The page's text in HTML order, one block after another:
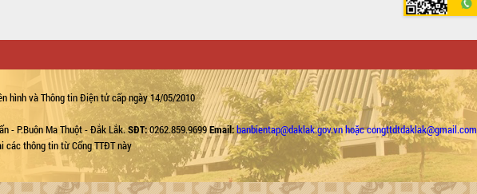
hình và Thông tin Điện tử cấp ngày 14/05/2010
- P.Buôn Ma Thuột - Đắk Lắk.SĐT:0262.859.9699Email:banbientap@daklak.gov.vn hoặc congttdtdaklak@gmail.com
các thông tin từ Cổng TTĐT này